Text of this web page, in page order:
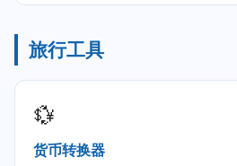
旅行工具
💱
货币转换器